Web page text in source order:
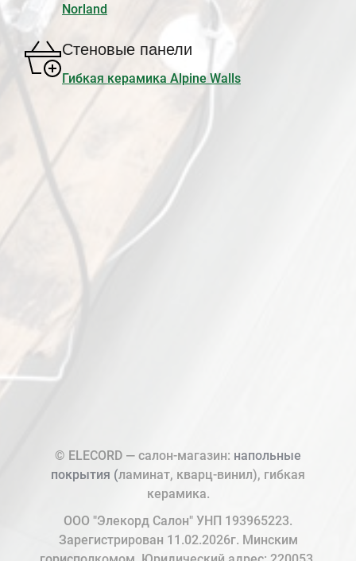
Norland
Стеновые панели
Гибкая керамика Alpine Walls
© ELECORD — салон-магазин: напольные
покрытия (ламинат, кварц-винил), гибкая
керамика.
ООО "Элекорд Салон" УНП 193965223.
Зарегистрирован 11.02.2026г. Минским